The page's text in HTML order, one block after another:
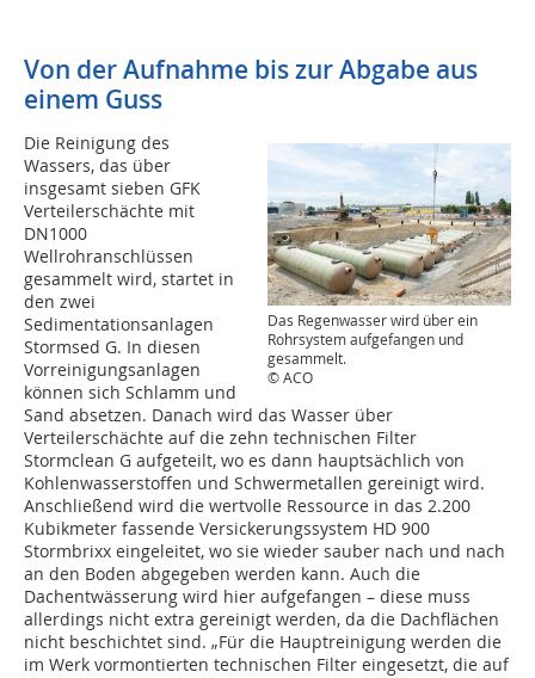
Von der Aufnahme bis zur Abgabe aus
einem Guss
Das Regenwasser wird über ein
Rohrsystem aufgefangen und
gesammelt.
© ACO
Die Reinigung des
Wassers, das über
insgesamt sieben GFK
Verteilerschächte mit
DN1000
Wellrohranschlüssen
gesammelt wird, startet in
den zwei
Sedimentationsanlagen
Stormsed G. In diesen
Vorreinigungsanlagen
können sich Schlamm und
Sand absetzen. Danach wird das Wasser über
Verteilerschächte auf die zehn technischen Filter
Stormclean G aufgeteilt, wo es dann hauptsächlich von
Kohlenwasserstoffen und Schwermetallen gereinigt wird.
Anschließend wird die wertvolle Ressource in das 2.200
Kubikmeter fassende Versickerungssystem HD 900
Stormbrixx eingeleitet, wo sie wieder sauber nach und nach
an den Boden abgegeben werden kann. Auch die
Dachentwässerung wird hier aufgefangen – diese muss
allerdings nicht extra gereinigt werden, da die Dachflächen
nicht beschichtet sind. „Für die Hauptreinigung werden die
im Werk vormontierten technischen Filter eingesetzt, die auf